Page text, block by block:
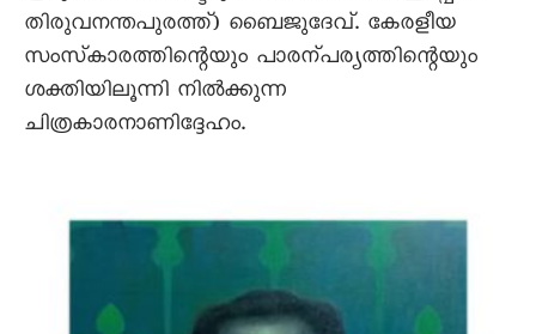
തിരുവനന്തപുരത്ത്‌) ബൈജുദേവ്‌. കേരളീയ
സംസ്‌കാരത്തിന്റെയും പാരന്പര്യത്തിന്റെയും
ശക്തിയിലൂന്നി നിൽക്കുന്ന
ചിത്രകാരനാണിദ്ദേഹം.